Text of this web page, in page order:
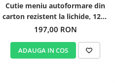
Cutie meniu autoformare din
carton rezistent la lichide, 1200
gr, 200 buc/bax
197,00 RON
ADAUGA IN COS